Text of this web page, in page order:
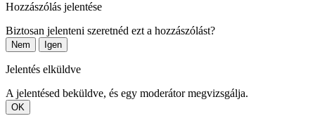
Hozzászólás jelentése
Biztosan jelenteni szeretnéd ezt a hozzászólást?
Nem Igen
Jelentés elküldve
A jelentésed beküldve, és egy moderátor megvizsgálja.
OK